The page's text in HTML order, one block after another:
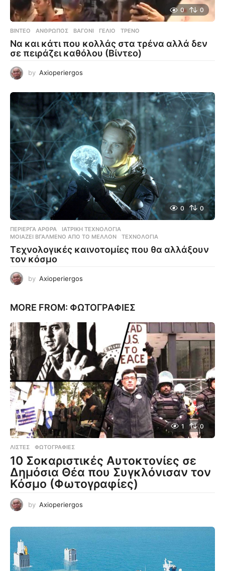
0 0
ΒΊΝΤΕΟ ΆΝΘΡΩΠΟΣ ,ΒΑΓΌΝΙ ,ΓΈΛΙΟ ,ΤΡΈΝΟ
Να και κάτι που κολλάς στα τρένα αλλά δεν
σε πειράζει καθόλου (Βίντεο)
by Axioperiergos
0 0
ΠΕΡΊΕΡΓΑ ΆΡΘΡΑ ΙΑΤΡΙΚΉ ΤΕΧΝΟΛΟΓΊΑ
ΜΟΙΆΖΕΙ ΒΓΑΛΜΈΝΟ ΑΠΌ ΤΟ ΜΈΛΛΟΝ
,ΤΕΧΝΟΛΟΓΊΑ
Τεχνολογικές καινοτομίες που θα αλλάξουν
τον κόσμο
by Axioperiergos
MORE FROM: ΦΩΤΟΓΡΑΦΊΕΣ
1 0
ΛΊΣΤΕΣ ,ΦΩΤΟΓΡΑΦΊΕΣ
10 Σοκαριστικές Αυτοκτονίες σε
Δημόσια Θέα που Συγκλόνισαν τον
Κόσμο (Φωτογραφίες)
by Axioperiergos